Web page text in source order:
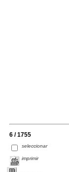
6 / 1755
seleccionar
imprimir